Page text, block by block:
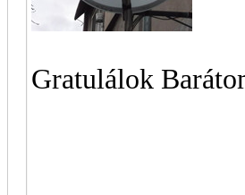
Gratulálok